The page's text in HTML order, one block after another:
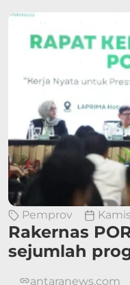
Pemprov
Rakernas
sejumlah
antaranews.com